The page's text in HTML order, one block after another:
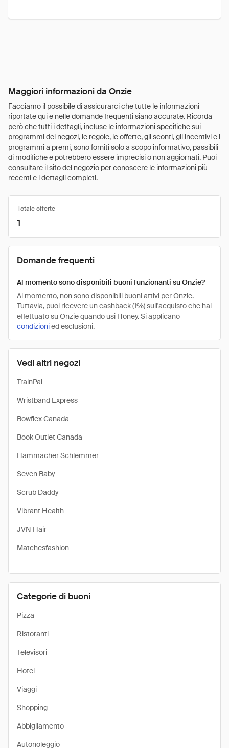
Maggiori informazioni da Onzie
Facciamo il possibile di assicurarci che tutte le informazioni
riportate qui e nelle domande frequenti siano accurate. Ricorda
però che tutti i dettagli, incluse le informazioni specifiche sui
programmi dei negozi, le regole, le offerte, gli sconti, gli incentivi e i
programmi a premi, sono forniti solo a scopo informativo, passibili
di modifiche e potrebbero essere imprecisi o non aggiornati. Puoi
consultare il sito del negozio per conoscere le informazioni più
recenti e i dettagli completi.
Vedi altri negozi
TrainPal
Wristband Express
Bowflex Canada
Book Outlet Canada
Hammacher Schlemmer‎
Seven Baby
Scrub Daddy
Vibrant Health
JVN Hair
Matchesfashion
Categorie di buoni
Pizza
Ristoranti
Televisori
Hotel
Viaggi
Shopping
Abbigliamento
Autonoleggio
Totale offerte
1
Domande frequenti
Al momento sono disponibili buoni funzionanti su Onzie?
Al momento, non sono disponibili buoni attivi per Onzie.
Tuttavia, puoi ricevere un cashback (1%) sull'acquisto che hai
effettuato su Onzie quando usi Honey. Si applicano
condizionied esclusioni.